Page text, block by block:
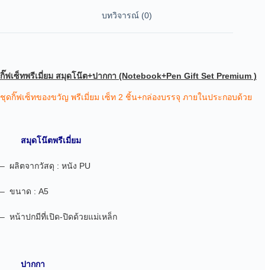
บทวิจารณ์ (0)
กิ๊ฟเซ็ทพรีเมี่ยม สมุดโน๊ต+ปากกา (Notebook+Pen Gift Set Premium )
ชุดกิ๊ฟเซ็ทของขวัญ พรีเมี่ยม เซ็ท 2 ชิ้น+กล่องบรรจุ ภายในประกอบด้วย
สมุดโน๊ตพรีเมี่ยม
– ผลิตจากวัสดุ : หนัง PU
– ขนาด : A5
– หน้าปกมีที่เปิด-ปิดด้วยแม่เหล็ก
ปากกา